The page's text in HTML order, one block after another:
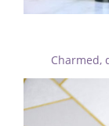
Charmed,